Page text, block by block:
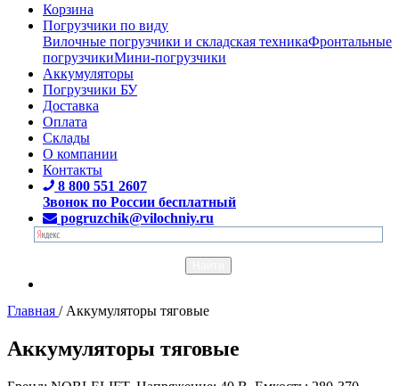
Корзина
Погрузчики по виду
Вилочные погрузчики и складская техникаФронтальные
погрузчикиМини-погрузчики
Аккумуляторы
Погрузчики БУ
Доставка
Оплата
Склады
О компании
Контакты
8 800 551 2607
Звонок по России бесплатный
pogruzchik@vilochniy.ru
Главная / Аккумуляторы тяговые
Аккумуляторы тяговые